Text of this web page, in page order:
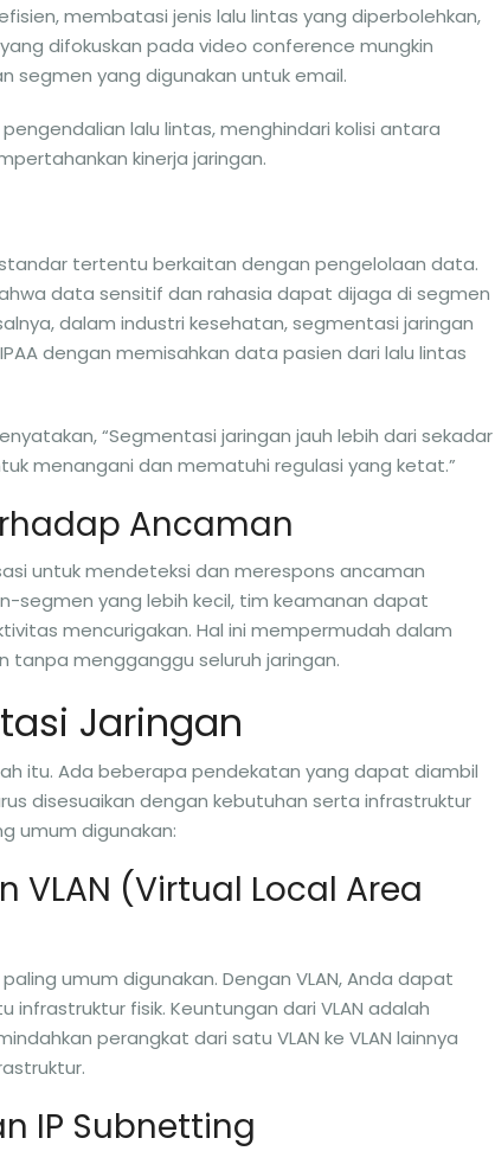
membatasi jenis lalu lintas yang diperbolehkan,
difokuskan pada video conference mungkin
segmen yang digunakan untuk email.
lalu lintas, menghindari kolisi antara
kinerja jaringan.
tertentu berkaitan dengan pengelolaan data.
data sensitif dan rahasia dapat dijaga di segmen
dalam industri kesehatan, segmentasi jaringan
dengan memisahkan data pasien dari lalu lintas
“Segmentasi jaringan jauh lebih dari sekadar
menangani dan mematuhi regulasi yang ketat.”
Ancaman
untuk mendeteksi dan merespons ancaman
segmen yang lebih kecil, tim keamanan dapat
mencurigakan. Hal ini mempermudah dalam
tanpa mengganggu seluruh jaringan.
Jaringan
itu. Ada beberapa pendekatan yang dapat diambil
disesuaikan dengan kebutuhan serta infrastruktur
umum digunakan:
VLAN (Virtual Local Area
umum digunakan. Dengan VLAN, Anda dapat
fisik. Keuntungan dari VLAN adalah
perangkat dari satu VLAN ke VLAN lainnya
IP Subnetting